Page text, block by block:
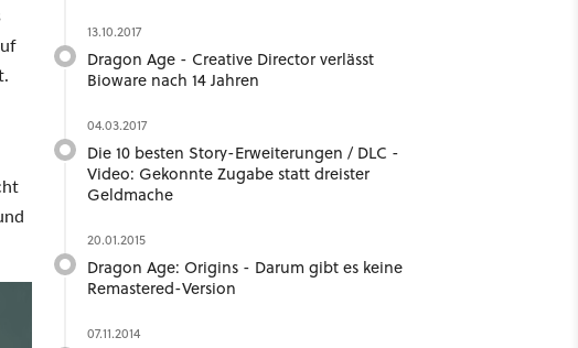
13.10.2017
Dragon Age - Creative Director verlässt
Bioware nach 14 Jahren
04.03.2017
Die 10 besten Story-Erweiterungen / DLC -
Video: Gekonnte Zugabe statt dreister
Geldmache
20.01.2015
Dragon Age: Origins - Darum gibt es keine
Remastered-Version
07.11.2014